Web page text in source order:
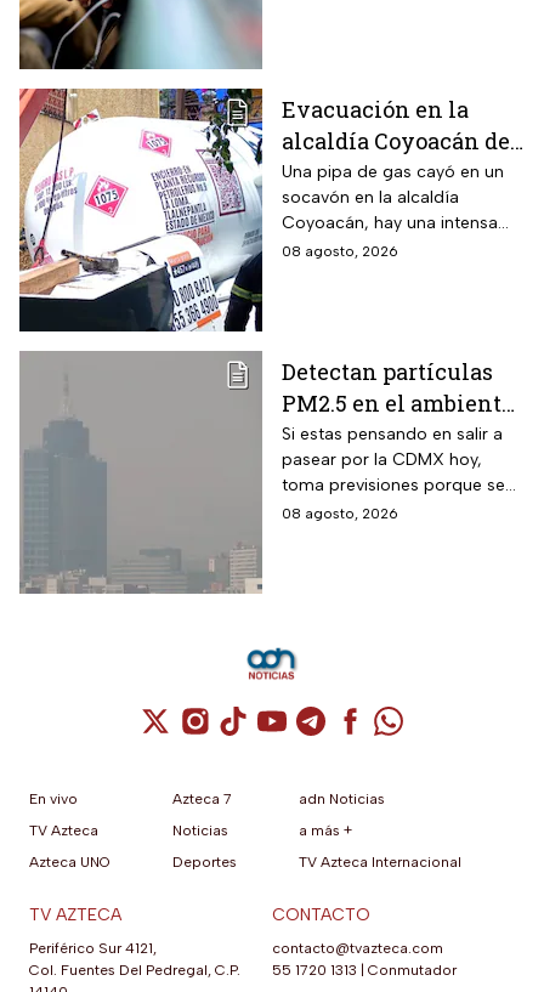
Evacuación en la
alcaldía Coyoacán de
CDMX tras caída de
una pipa en un
socavón
Una pipa de gas cayó en un
socavón en la alcaldía
Coyoacán, hay una intensa
movilización de servicios de
08 agosto, 2026
Detectan partículas
PM2.5 en el ambiente;
así esta la calidad del
aire hoy en la CDMX
Si estas pensando en salir a
pasear por la CDMX hoy,
toma previsiones porque se
detectaron partículas
08 agosto, 2026
Cuenta de X / Twitter (se abre en una
Cuenta de Instagram (se abre en una
Cuenta de TikTok (se abre en
Cuenta de YouTube (se abre
Cuenta de Telegram (se
Cuenta de
Cuenta de
En vivo
TV Azteca
Azteca UNO
Azteca 7
Noticias
Deportes
adn Noticias
a más +
TV Azteca Internacional
TV AZTECA
Periférico Sur 4121,
Col. Fuentes Del Pedregal, C.P.
CONTACTO
contacto@tvazteca.com
55 1720 1313
Conmutador